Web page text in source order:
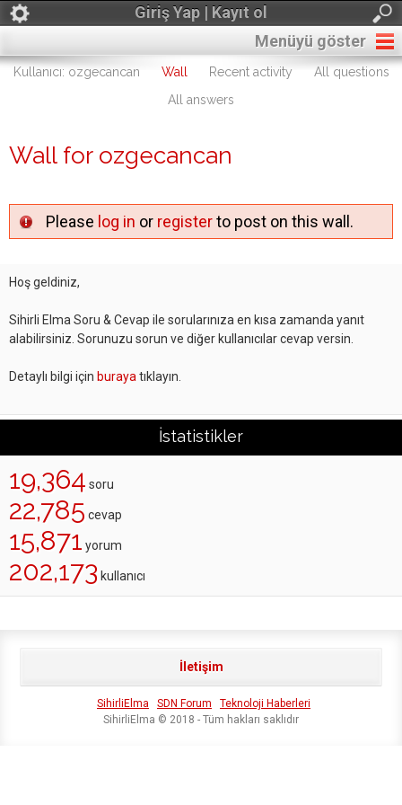
Giriş Yap | Kayıt ol
Menüyü göster
Kullanıcı: ozgecancan Wall Recent activity
All questions
All answers
Wall for ozgecancan
Please log in or registerto post on this wall.
Hoş geldiniz,
Sihirli Elma Soru & Cevap ile sorularınıza en kısa zamanda yanıt
alabilirsiniz. Sorunuzu sorun ve diğer kullanıcılar cevap versin.
Detaylı bilgi için buraya tıklayın.
İstatistikler
19,364 soru
22,785 cevap
15,871 yorum
202,173 kullanıcı
İletişim
SihirliElma SDN Forum
Teknoloji Haberleri
SihirliElma © 2018 - Tüm hakları saklıdır